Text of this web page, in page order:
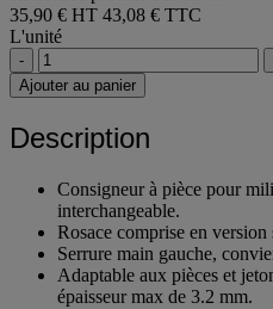
35,90 € HT 43,08 € TTC
L'unité
-
Ajouter au panier
Description
Consigneur à pièce pour
interchangeable.
Rosace comprise en version
Serrure main gauche,
Adaptable aux pièces et
épaisseur max de 3.2 mm.